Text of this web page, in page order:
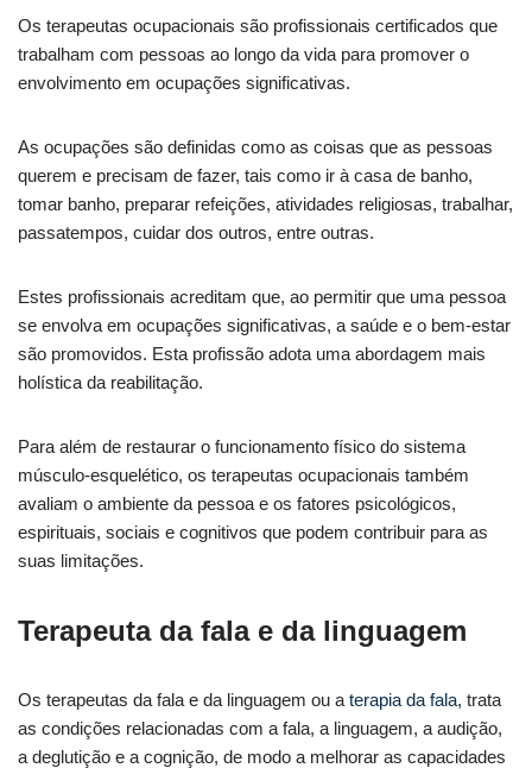
Os terapeutas ocupacionais são profissionais certificados que
trabalham com pessoas ao longo da vida para promover o
envolvimento em ocupações significativas.
As ocupações são definidas como as coisas que as pessoas
querem e precisam de fazer, tais como ir à casa de banho,
tomar banho, preparar refeições, atividades religiosas, trabalhar,
passatempos, cuidar dos outros, entre outras.
Estes profissionais acreditam que, ao permitir que uma pessoa
se envolva em ocupações significativas, a saúde e o bem-estar
são promovidos. Esta profissão adota uma abordagem mais
holística da reabilitação.
Para além de restaurar o funcionamento físico do sistema
músculo-esquelético, os terapeutas ocupacionais também
avaliam o ambiente da pessoa e os fatores psicológicos,
espirituais, sociais e cognitivos que podem contribuir para as
suas limitações.
Terapeuta da fala e da linguagem
Os terapeutas da fala e da linguagem ou a terapia da fala, trata
as condições relacionadas com a fala, a linguagem, a audição,
a deglutição e a cognição, de modo a melhorar as capacidades